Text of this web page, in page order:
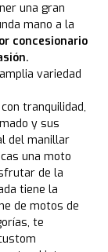
una gran
mano a la
concesionario
variedad
tranquilidad,
y sus
del manillar
una moto
de la
tiene la
de motos de
te